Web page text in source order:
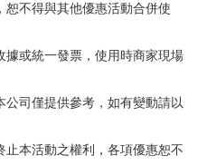
恕不得與其他優惠活動合併使
據或統一發票，使用時商家現場
司僅提供參考，如有變動請以
本活動之權利，各項優惠恕不